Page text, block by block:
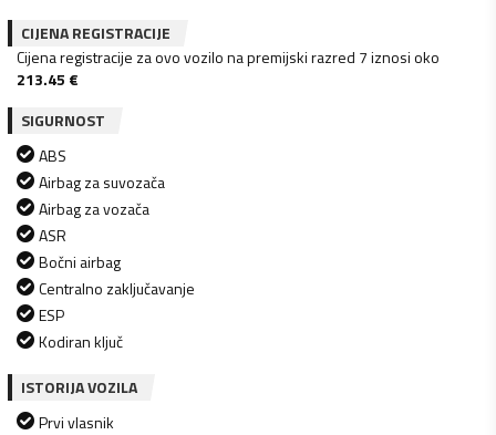
CIJENA REGISTRACIJE
Cijena registracije za ovo vozilo na premijski razred 7 iznosi oko
213.45 €
SIGURNOST
ABS
Airbag za suvozača
Airbag za vozača
ASR
Bočni airbag
Centralno zaključavanje
ESP
Kodiran ključ
ISTORIJA VOZILA
Prvi vlasnik